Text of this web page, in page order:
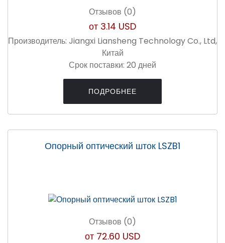
Отзывов (0)
от 3.14 USD
Производитель: Jiangxi Liansheng Technology Co., Ltd,
Китай
Срок поставки: 20 дней
ПОДРОБНЕЕ
Опорный оптический шток LSZB1
Отзывов (0)
от 72.60 USD